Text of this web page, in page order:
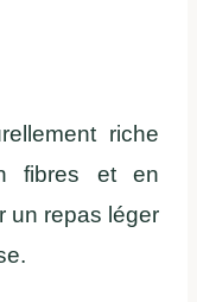
riche
fibres et en
un repas léger